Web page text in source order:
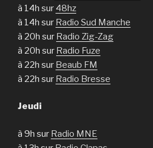
à 14h sur 48hz
à 14h sur Radio Sud Manche
à 20h sur Radio Zig-Zag
à 20h sur Radio Fuze
à 22h sur Beaub FM
à 22h sur Radio Bresse
Jeudi
à 9h sur Radio MNE